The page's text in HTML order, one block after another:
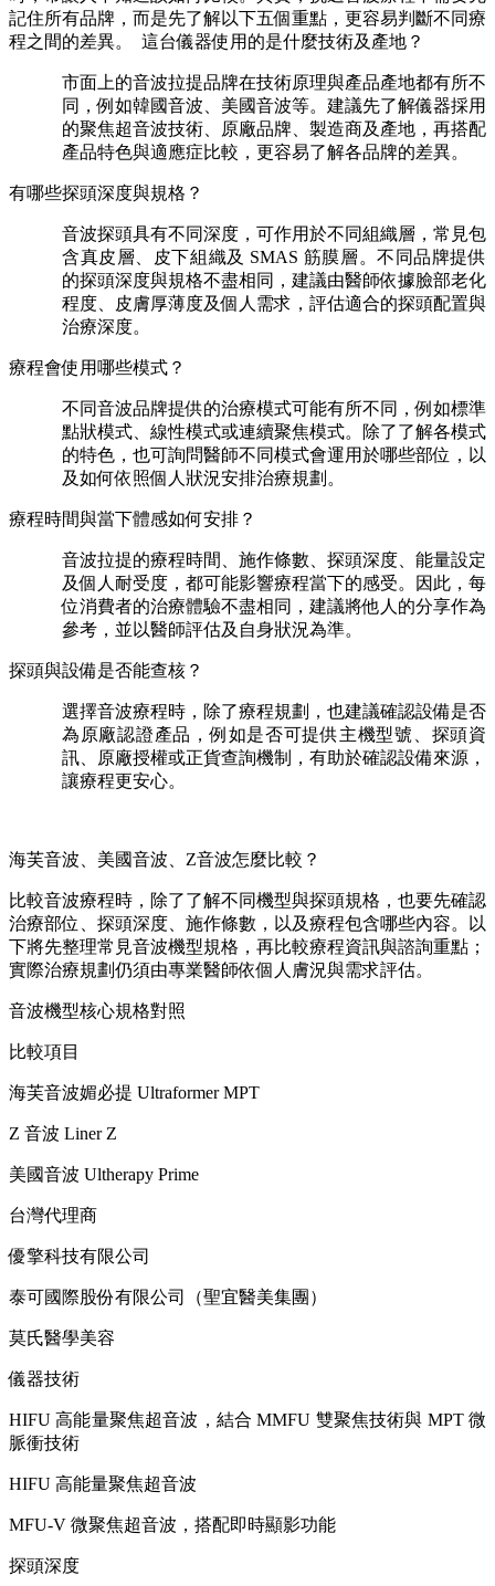
記住所有品牌，而是先了解以下五個重點，更容易判斷不同療
程之間的差異。 這台儀器使用的是什麼技術及產地？
市面上的音波拉提品牌在技術原理與產品產地都有所不
同，例如韓國音波、美國音波等。建議先了解儀器採用
的聚焦超音波技術、原廠品牌、製造商及產地，再搭配
產品特色與適應症比較，更容易了解各品牌的差異。
有哪些探頭深度與規格？
音波探頭具有不同深度，可作用於不同組織層，常見包
含真皮層、皮下組織及 SMAS 筋膜層。不同品牌提供
的探頭深度與規格不盡相同，建議由醫師依據臉部老化
程度、皮膚厚薄度及個人需求，評估適合的探頭配置與
治療深度。
療程會使用哪些模式？
不同音波品牌提供的治療模式可能有所不同，例如標準
點狀模式、線性模式或連續聚焦模式。除了了解各模式
的特色，也可詢問醫師不同模式會運用於哪些部位，以
及如何依照個人狀況安排治療規劃。
療程時間與當下體感如何安排？
音波拉提的療程時間、施作條數、探頭深度、能量設定
及個人耐受度，都可能影響療程當下的感受。因此，每
位消費者的治療體驗不盡相同，建議將他人的分享作為
參考，並以醫師評估及自身狀況為準。
探頭與設備是否能查核？
選擇音波療程時，除了療程規劃，也建議確認設備是否
為原廠認證產品，例如是否可提供主機型號、探頭資
訊、原廠授權或正貨查詢機制，有助於確認設備來源，
讓療程更安心。
海芙音波、美國音波、Z音波怎麼比較？
比較音波療程時，除了了解不同機型與探頭規格，也要先確認
治療部位、探頭深度、施作條數，以及療程包含哪些內容。以
下將先整理常見音波機型規格，再比較療程資訊與諮詢重點；
實際治療規劃仍須由專業醫師依個人膚況與需求評估。
音波機型核心規格對照
比較項目
海芙音波媚必提 Ultraformer MPT
Z 音波 Liner Z
美國音波 Ultherapy Prime
台灣代理商
優擎科技有限公司
泰可國際股份有限公司（聖宜醫美集團）
莫氏醫學美容
儀器技術
HIFU 高能量聚焦超音波，結合 MMFU 雙聚焦技術與 MPT 微
脈衝技術
HIFU 高能量聚焦超音波
MFU-V 微聚焦超音波，搭配即時顯影功能
探頭深度